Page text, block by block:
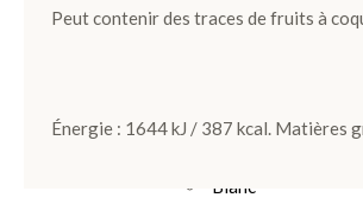
Lait
Blanc
Peut contenir des traces de fruits à
Énergie : 1644 kJ / 387 kcal. Matières